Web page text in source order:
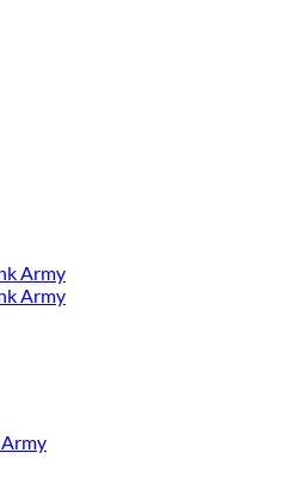
The options may be chosen
Army